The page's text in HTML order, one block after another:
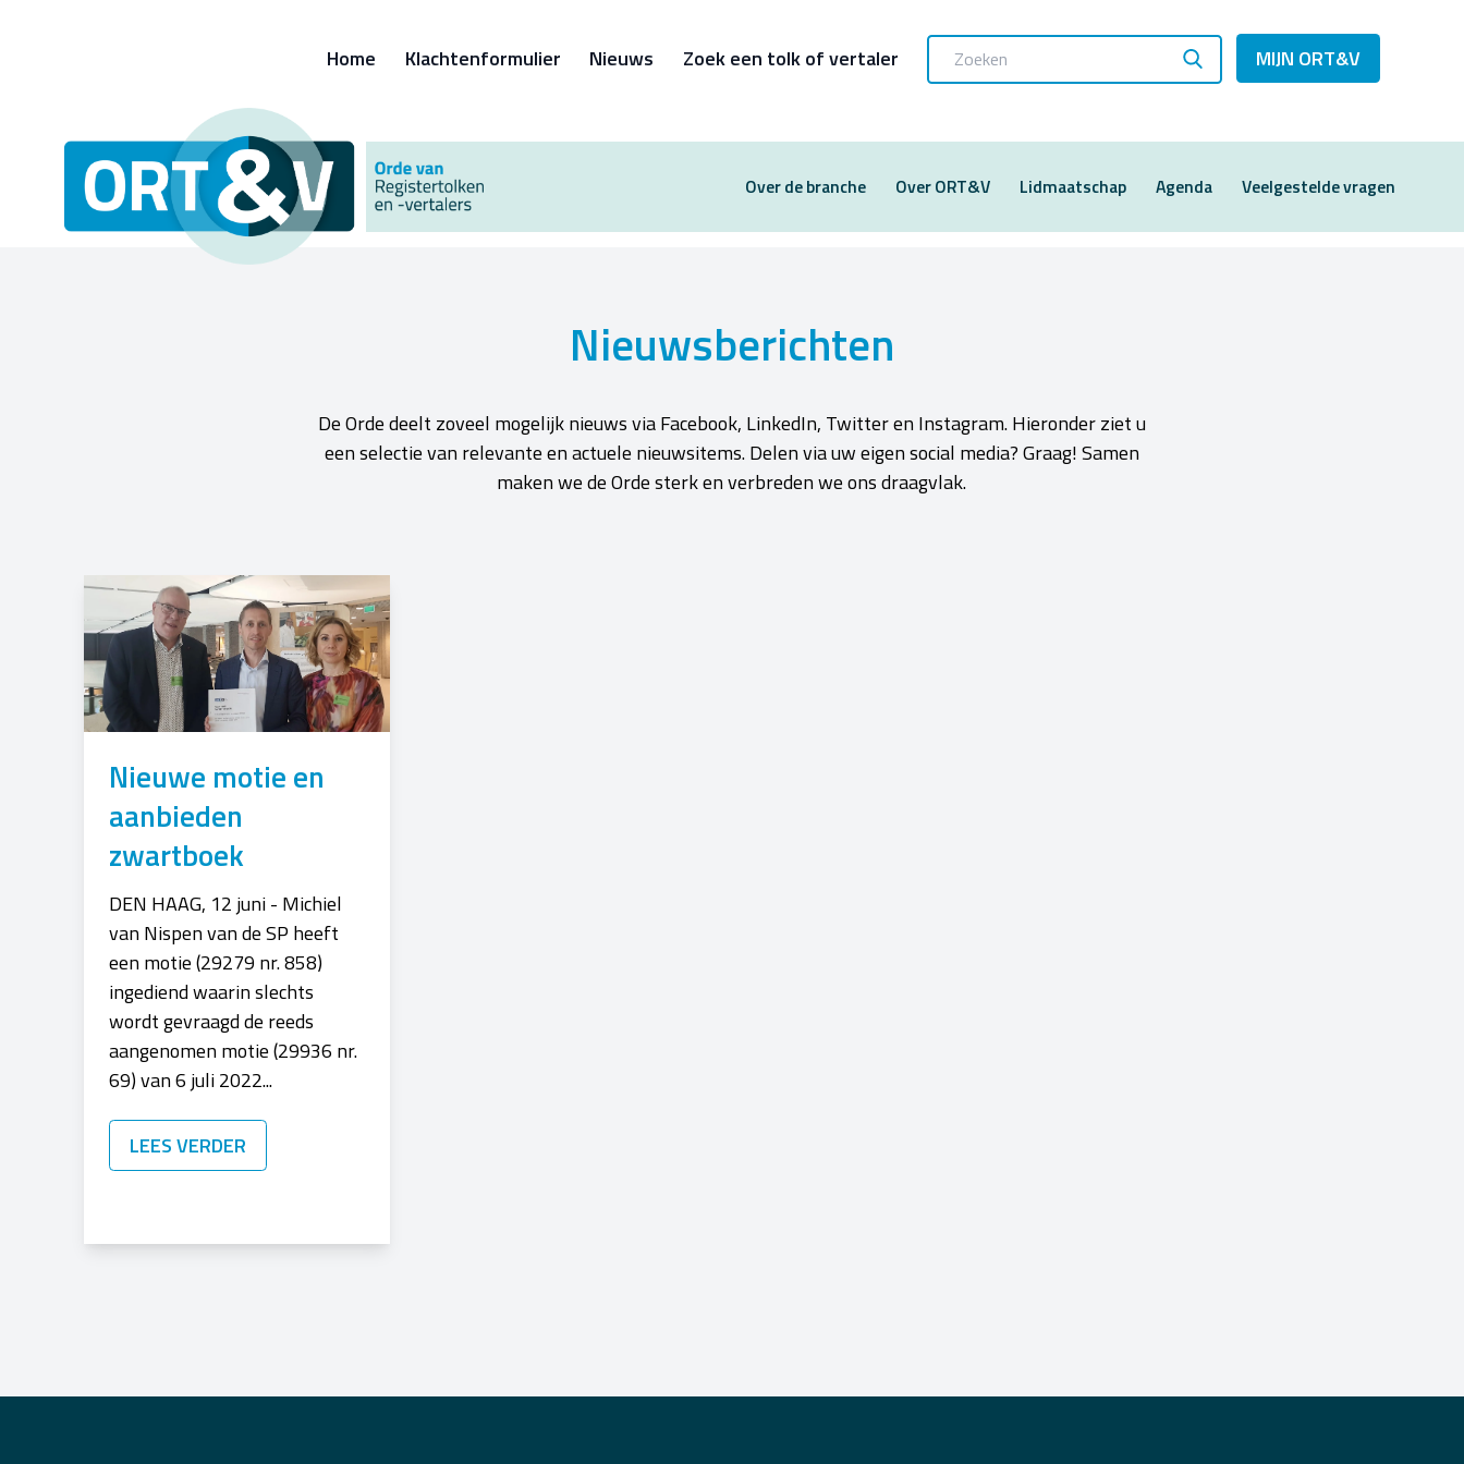
Home Klachtenformulier Nieuws Zoek een tolk of vertaler MIJN ORT&V
Over de branche Over ORT&V Lidmaatschap Agenda Veelgestelde vragen
Nieuwsberichten
De Orde deelt zoveel mogelijk nieuws via Facebook, LinkedIn, Twitter en Instagram. Hieronder ziet u
een selectie van relevante en actuele nieuwsitems. Delen via uw eigen social media? Graag! Samen
maken we de Orde sterk en verbreden we ons draagvlak.
Nieuwe motie en
aanbieden
zwartboek
DEN HAAG, 12 juni - Michiel
van Nispen van de SP heeft
een motie (29279 nr. 858)
ingediend waarin slechts
wordt gevraagd de reeds
aangenomen motie (29936 nr.
69) van 6 juli 2022...
LEES VERDER